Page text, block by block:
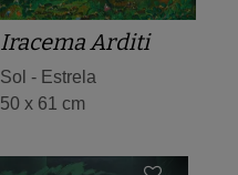
Iracema Arditi
Sol - Estrela
50 x 61 cm